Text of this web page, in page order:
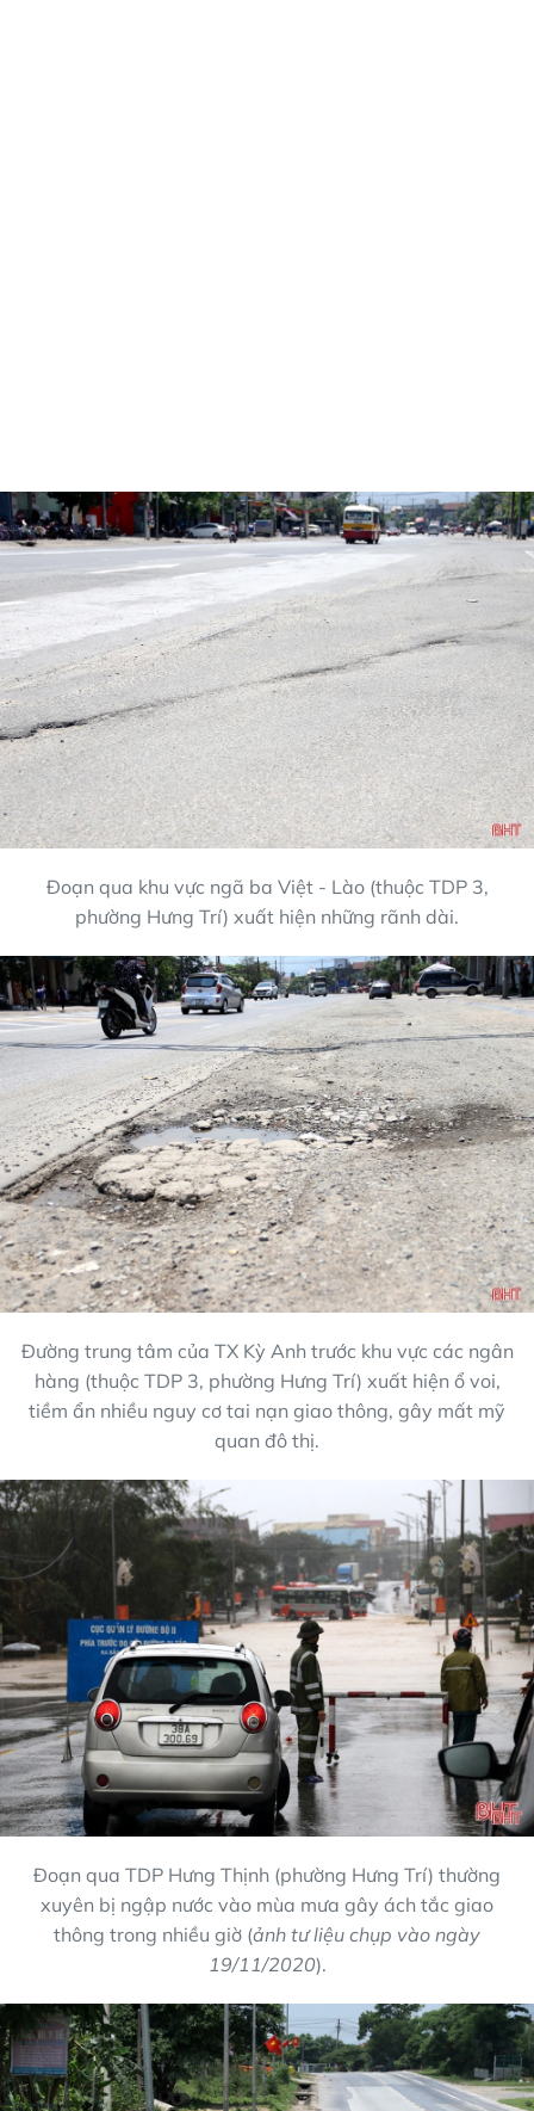
Đoạn qua khu vực ngã ba Việt - Lào (thuộc TDP 3,
phường Hưng Trí) xuất hiện những rãnh dài.
Đường trung tâm của TX Kỳ Anh trước khu vực các ngân
hàng (thuộc TDP 3, phường Hưng Trí) xuất hiện ổ voi,
tiềm ẩn nhiều nguy cơ tai nạn giao thông, gây mất mỹ
quan đô thị.
Đoạn qua TDP Hưng Thịnh (phường Hưng Trí) thường
xuyên bị ngập nước vào mùa mưa gây ách tắc giao
thông trong nhiều giờ (ảnh tư liệu chụp vào ngày
19/11/2020).